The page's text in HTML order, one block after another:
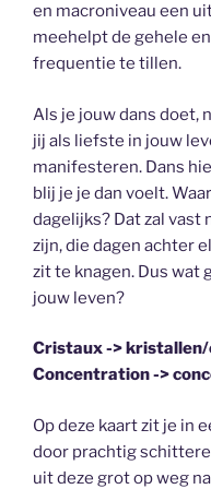
en macroniveau een
meehelpt de gehele
frequentie te tillen.
Als je jouw dans doet,
jij als liefste in jouw
manifesteren. Dans
blij je je dan voelt.
dagelijks? Dat zal vast
zijn, die dagen achter
zit te knagen. Dus wat
jouw leven?
Cristaux ->
Concentration ->
Op deze kaart zit je in
door prachtig
uit deze grot op weg